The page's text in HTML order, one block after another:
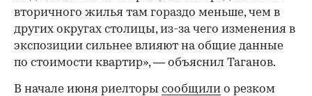
вторичного жилья там гораздо меньше, чем в
других округах столицы, из-за чего изменения в
экспозиции сильнее влияют на общие данные
по стоимости квартир», — объяснил Таганов.
В начале июня риелторы сообщили о резком